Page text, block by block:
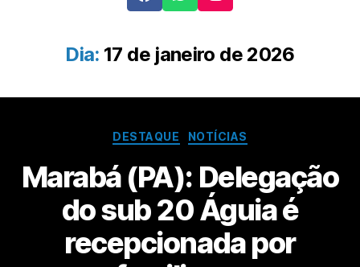
Dia: 17 de janeiro de 2026
DESTAQUE NOTÍCIAS
Marabá (PA): Delegação
do sub 20 Águia é
recepcionada por